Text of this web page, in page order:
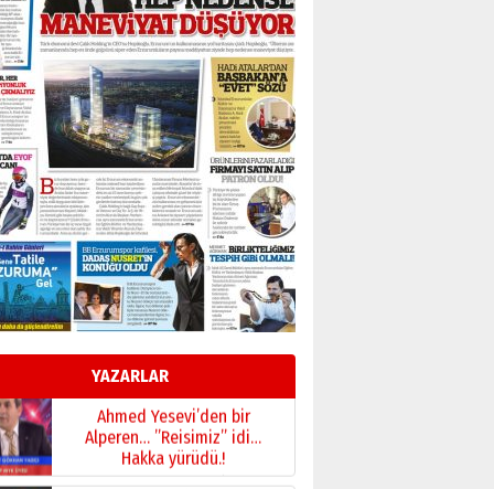
YAZARLAR
BİR BÖLÜM DEĞİL, BİR ÖMÜR
SEÇİYORSUNUZ… “NEDEN
ATATÜRK ÜNİVERSİTESİ?”
28 Temmuz 2026 Salı
Ahmet Gökhan YAZICI
Ahmed Yesevi’den bir
Alperen… ”Reisimiz” idi…
Hakka yürüdü.!
26 Mart 2026 Perşembe
Cem Bakırcı
Ardında bıraktığı hatıralarıyla
gönül adamı Faruk Terzioğlu!
13 Mayıs 2026 Çarşamba
Esat BİNDESEN
Başkan Sekmen’den Erzurum’a
bir vizyon proje daha!
02 Ağustos 2026 Pazar
Kadir SABUNCUOĞLU
Erzurumspor’un köşe taşları
29 Haziran 2026 Pazartesi